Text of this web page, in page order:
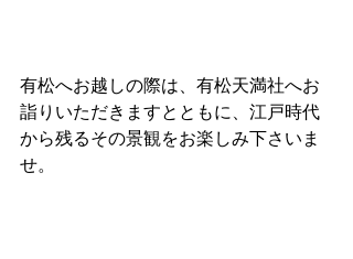
有松へお越しの際は、有松天満社へお
詣りいただきますとともに、江戸時代
から残るその景観をお楽しみ下さいま
せ。